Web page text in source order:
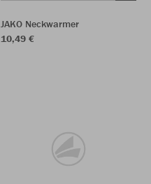
JAKO Neckwarmer
10,49 €